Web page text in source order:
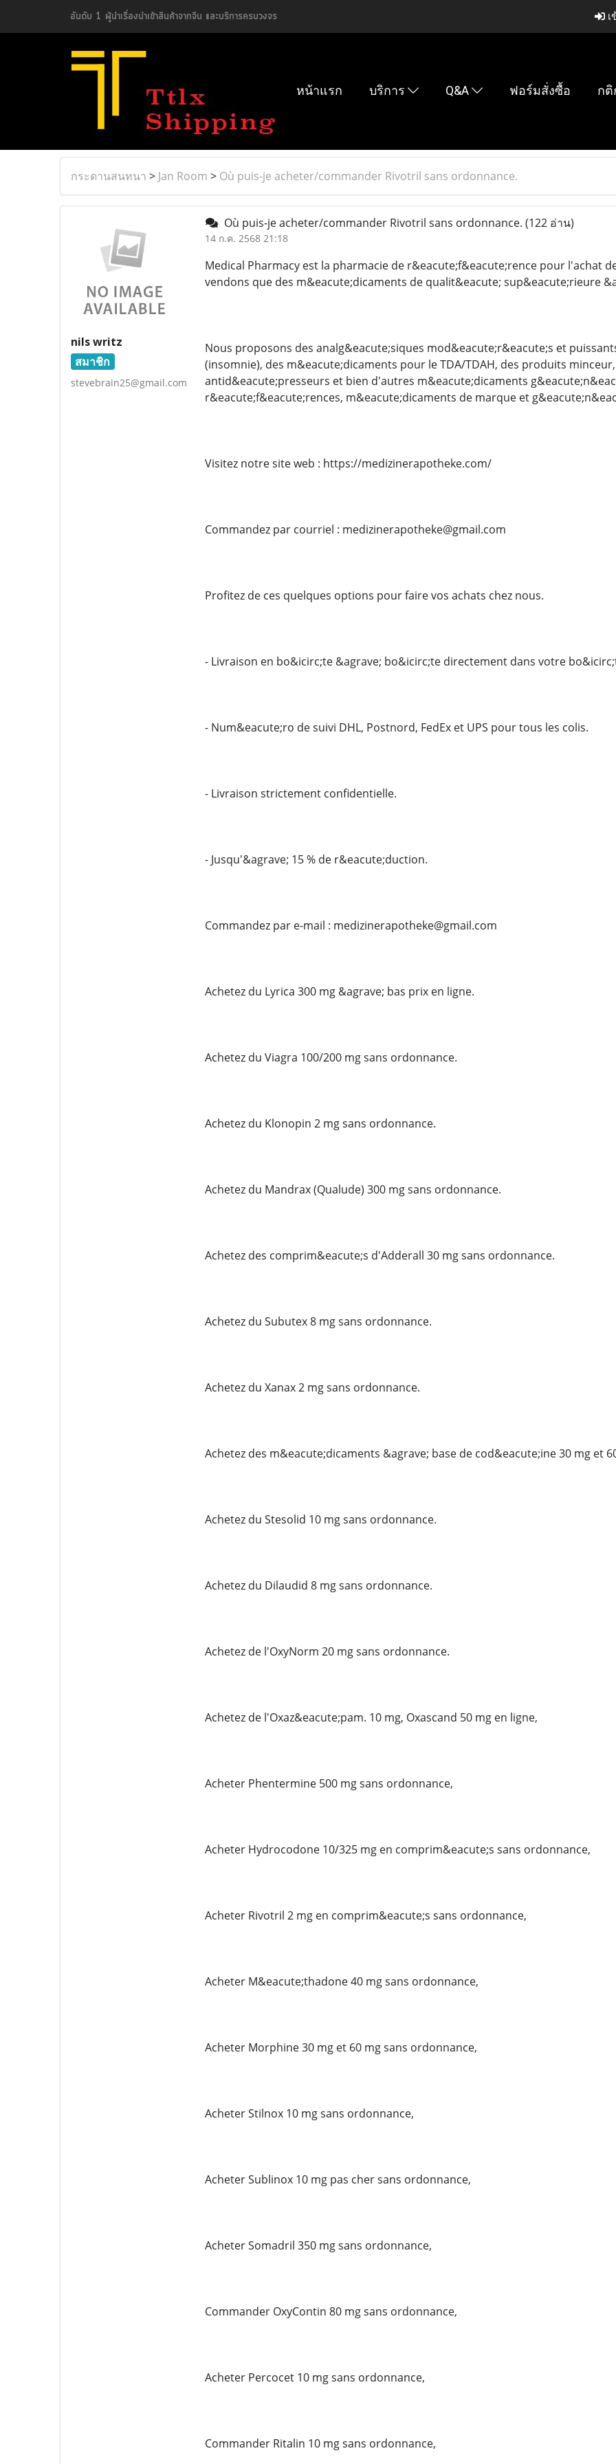
อันดับ 1 ผู้นำเรื่องนำเข้าสินค้าจากจีน และบริการครบวงจร เ
หน้าแรก บริการ Q&A ฟอร์มสั่งซื้อ กติ
กระดานสนทนา > Jan Room > Où puis-je acheter/commander Rivotril sans ordonnance.
nils writz
สมาชิก
stevebrain25@gmail.com
Où puis-je acheter/commander Rivotril sans ordonnance. (122 อ่าน)
14 ก.ค. 2568 21:18
Medical Pharmacy est la pharmacie de r&eacute;f&eacute;rence pour l'achat
vendons que des m&eacute;dicaments de qualit&eacute; sup&eacute;rieure
Nous proposons des analg&eacute;siques mod&eacute;r&eacute;s et
(insomnie), des m&eacute;dicaments pour le TDA/TDAH, des produits
antid&eacute;presseurs et bien d'autres m&eacute;dicaments
r&eacute;f&eacute;rences, m&eacute;dicaments de marque et
Visitez notre site web : https://medizinerapotheke.com/
Commandez par courriel : medizinerapotheke@gmail.com
Profitez de ces quelques options pour faire vos achats chez nous.
- Livraison en bo&icirc;te &agrave; bo&icirc;te directement dans votre
- Num&eacute;ro de suivi DHL, Postnord, FedEx et UPS pour tous les colis.
- Livraison strictement confidentielle.
- Jusqu'&agrave; 15 % de r&eacute;duction.
Commandez par e-mail : medizinerapotheke@gmail.com
Achetez du Lyrica 300 mg &agrave; bas prix en ligne.
Achetez du Viagra 100/200 mg sans ordonnance.
Achetez du Klonopin 2 mg sans ordonnance.
Achetez du Mandrax (Qualude) 300 mg sans ordonnance.
Achetez des comprim&eacute;s d'Adderall 30 mg sans ordonnance.
Achetez du Subutex 8 mg sans ordonnance.
Achetez du Xanax 2 mg sans ordonnance.
Achetez des m&eacute;dicaments &agrave; base de cod&eacute;ine 30 mg et
Achetez du Stesolid 10 mg sans ordonnance.
Achetez du Dilaudid 8 mg sans ordonnance.
Achetez de l'OxyNorm 20 mg sans ordonnance.
Achetez de l'Oxaz&eacute;pam. 10 mg, Oxascand 50 mg en ligne,
Acheter Phentermine 500 mg sans ordonnance,
Acheter Hydrocodone 10/325 mg en comprim&eacute;s sans ordonnance,
Acheter Rivotril 2 mg en comprim&eacute;s sans ordonnance,
Acheter M&eacute;thadone 40 mg sans ordonnance,
Acheter Morphine 30 mg et 60 mg sans ordonnance,
Acheter Stilnox 10 mg sans ordonnance,
Acheter Sublinox 10 mg pas cher sans ordonnance,
Acheter Somadril 350 mg sans ordonnance,
Commander OxyContin 80 mg sans ordonnance,
Acheter Percocet 10 mg sans ordonnance,
Commander Ritalin 10 mg sans ordonnance,